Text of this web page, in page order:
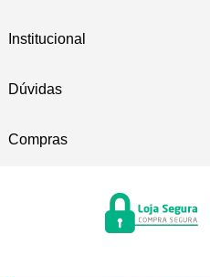
Institucional
Dúvidas
Compras